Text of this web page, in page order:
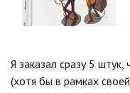
Я заказал сразу 5
(хотя бы в рамках